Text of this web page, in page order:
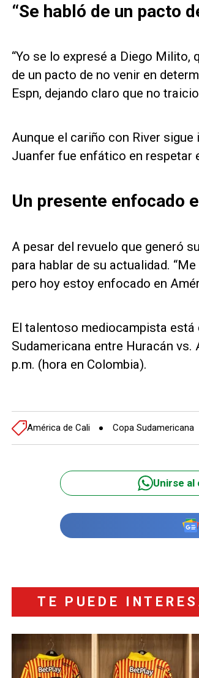
“Se habló de un pacto
“Yo se lo expresé a Diego Milito,
de un pacto de no venir en
Espn, dejando claro que no
Aunque el cariño con River
Juanfer fue enfático en respetar
Un presente enfocado
A pesar del revuelo que generó
para hablar de su actualidad.
pero hoy estoy enfocado en
El talentoso mediocampista
Sudamericana entre Huracán vs.
p.m. (hora en Colombia).
América de Cali Copa Sudamericana
Unirse al
TE PUEDE